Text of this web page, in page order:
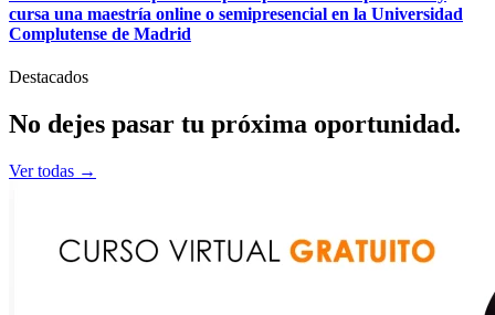
cursa una maestría online o semipresencial en la Universidad
Complutense de Madrid
Destacados
No dejes pasar tu próxima oportunidad.
Ver todas →